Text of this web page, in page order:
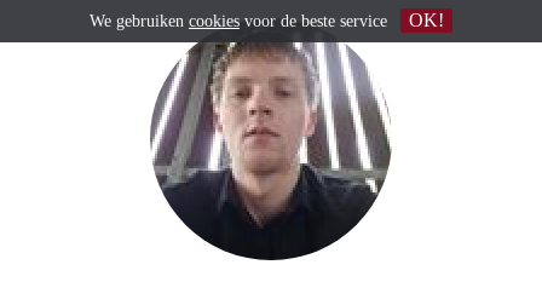
We gebruiken cookies voor de beste service OK!